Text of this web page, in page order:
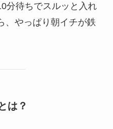
分待ちでスルッと入れ
、やっぱり朝イチが鉄
は？